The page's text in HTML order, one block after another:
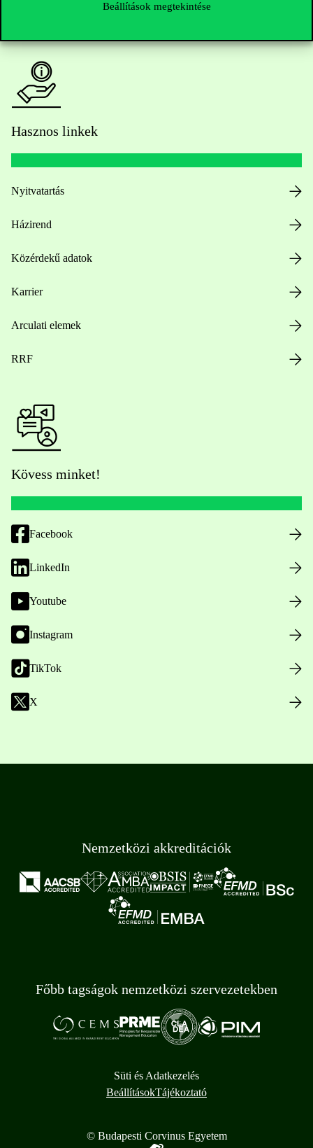
Beállítások megtekintése
Hasznos linkek
Nyitvatartás
Házirend
Közérdekű adatok
Karrier
Arculati elemek
RRF
Kövess minket!
Facebook
LinkedIn
Youtube
Instagram
TikTok
X
Nemzetközi akkreditációk
Főbb tagságok nemzetközi szervezetekben
Süti és Adatkezelés
BeállításokTájékoztató
© Budapesti Corvinus Egyetem